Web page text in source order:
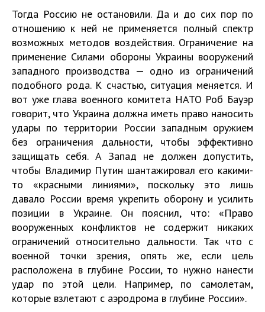
Тогда Россию не остановили. Да и до сих пор по
отношению к ней не применяется полный спектр
возможных методов воздействия. Ограничение на
применение Силами обороны Украины вооружений
западного производства — одно из ограничений
подобного рода. К счастью, ситуация меняется. И
вот уже глава военного комитета НАТО Роб Бауэр
говорит, что Украина должна иметь право наносить
удары по территории России западным оружием
без ограничения дальности, чтобы эффективно
защищать себя. А Запад не должен допустить,
чтобы Владимир Путин шантажировал его какими-
то «красными линиями», поскольку это лишь
давало России время укрепить оборону и усилить
позиции в Украине. Он пояснил, что: «Право
вооруженных конфликтов не содержит никаких
ограничений относительно дальности. Так что с
военной точки зрения, опять же, если цель
расположена в глубине России, то нужно нанести
удар по этой цели. Например, по самолетам,
которые взлетают с аэродрома в глубине России».